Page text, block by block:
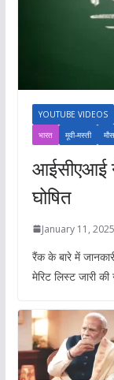
YOUTUBE VIDEOS
भारत
मूवी-मस्ती
आईसीएआई
घोषित
January 11, 2025
रैंक के बारे में
मेरिट लिस्ट जारी की